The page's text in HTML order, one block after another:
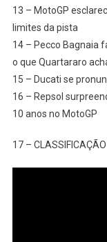
13 – MotoGP
limites da pista
14 – Pecco Bagnaia
o que Quartararo
15 – Ducati se
16 – Repsol
10 anos no MotoGP
17 –